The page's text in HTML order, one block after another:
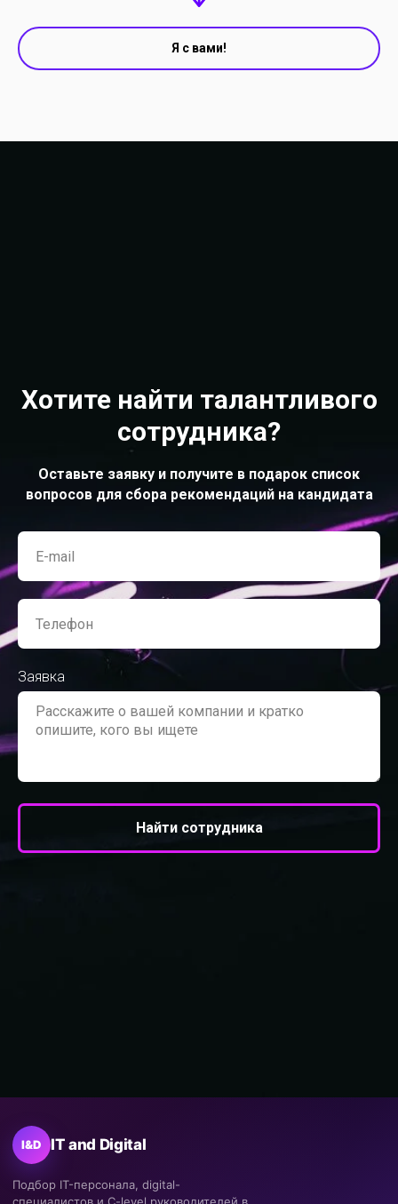
Я с вами!
Хотите найти талантливого
сотрудника?
Оставьте заявку и получите в подарок список
вопросов для сбора рекомендаций на кандидата
Заявка
Найти сотрудника
I&D IT and Digital
Подбор IT-персонала, digital-
специалистов и C-level руководителей в